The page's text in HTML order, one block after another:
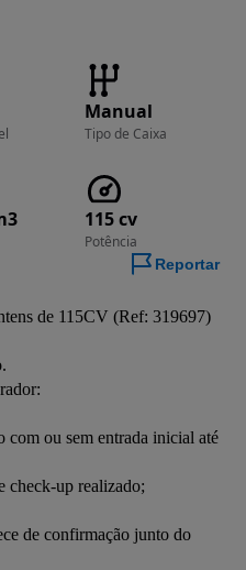
Manual
Tipo de Caixa
115 cv
Potência
Reportar
de 115CV (Ref: 319697)
com ou sem entrada inicial até
check-up realizado;
de confirmação junto do